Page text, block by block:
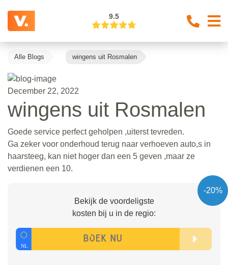
9.5
Alle Blogs wingens uit Rosmalen
December 22, 2022
wingens uit Rosmalen
Goede service perfect geholpen ,uiterst tevreden.
Ga zeker voor onderhoud terug naar verhoeven auto,s in
haarsteeg, kan niet hoger dan een 5 geven ,maar ze
verdienen een 10.
-20%
Bekijk de voordeligste
kosten bij u in de regio: